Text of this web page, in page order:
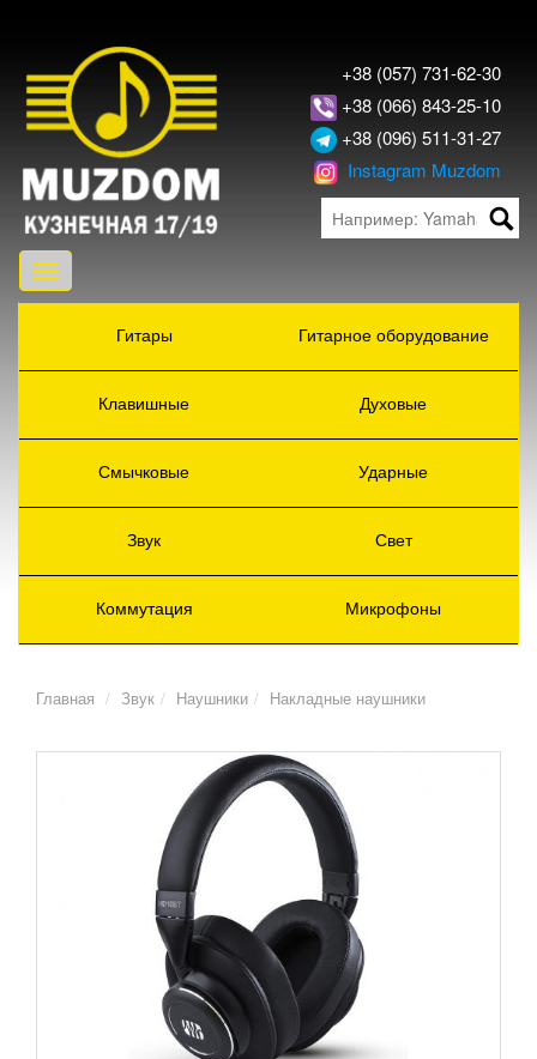
+38 (057) 731-62-30
+38 (066) 843-25-10
+38 (096) 511-31-27
Instagram Muzdom
Toggle
navigation
Гитары
Гитарное оборудование
Клавишные Духовые
Смычковые Ударные
Звук Свет
Коммутация Микрофоны
Главная Звук Наушники Накладные наушники